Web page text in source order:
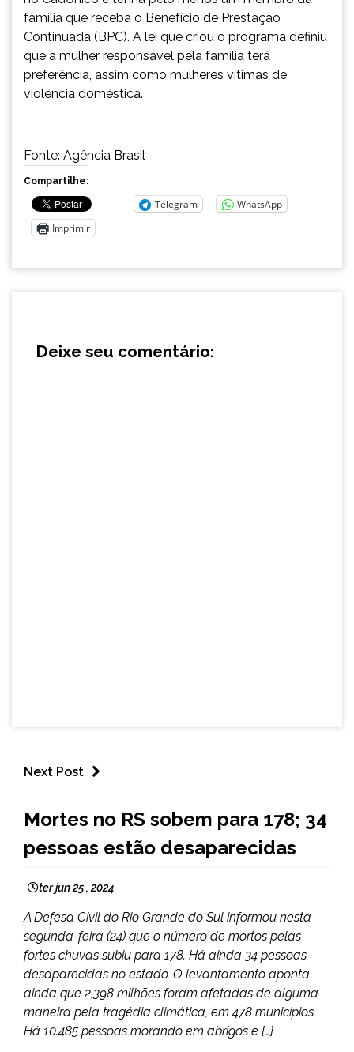
família que receba o Benefício de Prestação
Continuada (BPC). A lei que criou o programa definiu
que a mulher responsável pela família terá
preferência, assim como mulheres vítimas de
violência doméstica.
Fonte: Agência Brasil
Compartilhe:
Telegram
WhatsApp
Imprimir
Deixe seu comentário:
Next Post
NOTÍCIAS
Mortes no RS sobem para 178; 34
pessoas estão desaparecidas
ter jun 25 , 2024
A Defesa Civil do Rio Grande do Sul informou nesta
segunda-feira (24) que o número de mortos pelas
fortes chuvas subiu para 178. Há ainda 34 pessoas
desaparecidas no estado. O levantamento aponta
ainda que 2,398 milhões foram afetadas de alguma
maneira pela tragédia climática, em 478 municípios.
Há 10.485 pessoas morando em abrigos e […]